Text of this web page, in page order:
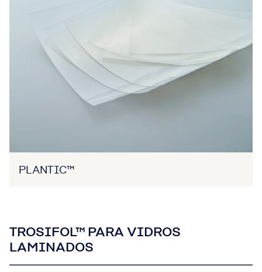
PLANTIC™
TROSIFOL™ PARA VIDROS
LAMINADOS